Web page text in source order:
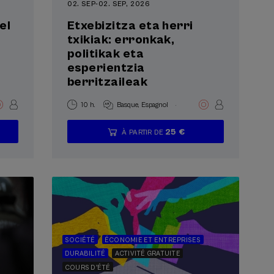
02. SEP-02. SEP, 2026
Etxebizitza eta herri
txikiak: erronkak,
politikak eta
esperientzia
berritzaileak
10 h. Basque Espagnol .
...
À PARTIR DE 25 €
Dernières
places
Gratuit
Date
passée
Liste
d'attente
Période
d'inscription
SOCIÉTÉ
ÉCONOMIE ET ENTREPRISES
DURABILITÉ
ACTIVITÉ GRATUITE
COURS D'ÉTÉ